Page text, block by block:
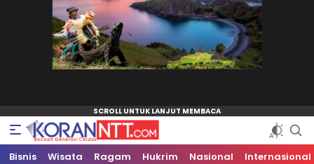
Koran NTT
Bacaan Generasi Cerdas
Bisnis Wisata Ragam Hukrim Nasional Internasional